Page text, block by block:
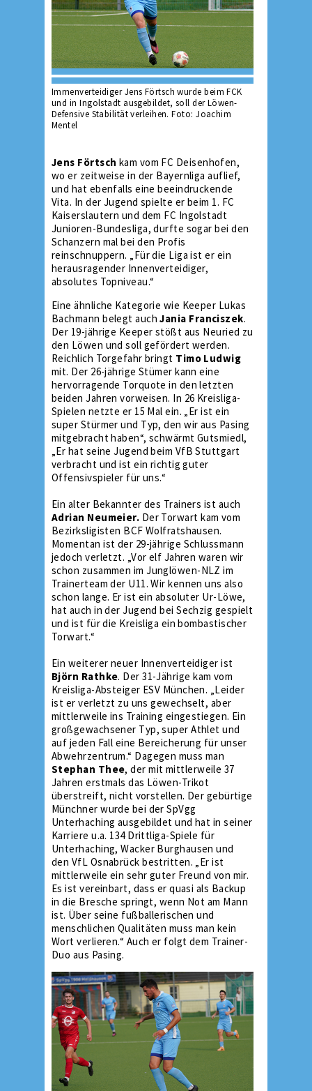
Immenverteidiger Jens Förtsch wurde beim FCK
und in Ingolstadt ausgebildet, soll der Löwen-
Defensive Stabilität verleihen. Foto: Joachim
Mentel
Jens Förtsch kam vom FC Deisenhofen,
wo er zeitweise in der Bayernliga auflief,
und hat ebenfalls eine beeindruckende
Vita. In der Jugend spielte er beim 1. FC
Kaiserslautern und dem FC Ingolstadt
Junioren-Bundesliga, durfte sogar bei den
Schanzern mal bei den Profis
reinschnuppern. „Für die Liga ist er ein
herausragender Innenverteidiger,
absolutes Topniveau.“
Eine ähnliche Kategorie wie Keeper Lukas
Bachmann belegt auch Jania Franciszek.
Der 19-jährige Keeper stößt aus Neuried zu
den Löwen und soll gefördert werden.
Reichlich Torgefahr bringt Timo Ludwig
mit. Der 26-jährige Stümer kann eine
hervorragende Torquote in den letzten
beiden Jahren vorweisen. In 26 Kreisliga-
Spielen netzte er 15 Mal ein. „Er ist ein
super Stürmer und Typ, den wir aus Pasing
mitgebracht haben“, schwärmt Gutsmiedl,
„Er hat seine Jugend beim VfB Stuttgart
verbracht und ist ein richtig guter
Offensivspieler für uns.“
Ein alter Bekannter des Trainers ist auch
Adrian Neumeier. Der Torwart kam vom
Bezirksligisten BCF Wolfratshausen.
Momentan ist der 29-jährige Schlussmann
jedoch verletzt. „Vor elf Jahren waren wir
schon zusammen im Junglöwen-NLZ im
Trainerteam der U11. Wir kennen uns also
schon lange. Er ist ein absoluter Ur-Löwe,
hat auch in der Jugend bei Sechzig gespielt
und ist für die Kreisliga ein bombastischer
Torwart.“
Ein weiterer neuer Innenverteidiger ist
Björn Rathke. Der 31-Jährige kam vom
Kreisliga-Absteiger ESV München. „Leider
ist er verletzt zu uns gewechselt, aber
mittlerweile ins Training eingestiegen. Ein
großgewachsener Typ, super Athlet und
auf jeden Fall eine Bereicherung für unser
Abwehrzentrum.“ Dagegen muss man
Stephan Thee, der mit mittlerweile 37
Jahren erstmals das Löwen-Trikot
überstreift, nicht vorstellen. Der gebürtige
Münchner wurde bei der SpVgg
Unterhaching ausgebildet und hat in seiner
Karriere u.a. 134 Drittliga-Spiele für
Unterhaching, Wacker Burghausen und
den VfL Osnabrück bestritten. „Er ist
mittlerweile ein sehr guter Freund von mir.
Es ist vereinbart, dass er quasi als Backup
in die Bresche springt, wenn Not am Mann
ist. Über seine fußballerischen und
menschlichen Qualitäten muss man kein
Wort verlieren.“ Auch er folgt dem Trainer-
Duo aus Pasing.